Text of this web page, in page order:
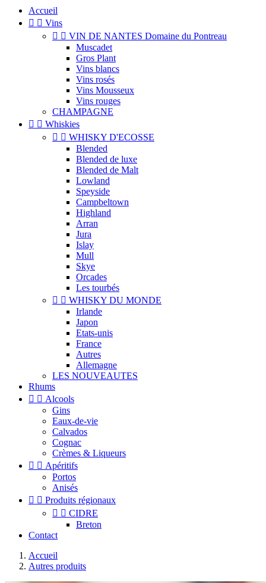
Accueil
  Vins
  VIN DE NANTES Domaine du Pontreau
Muscadet
Gros Plant
Vins blancs
Vins rosés
Vins Mousseux
Vins rouges
CHAMPAGNE
  Whiskies
  WHISKY D'ECOSSE
Blended
Blended de luxe
Blended de Malt
Lowland
Speyside
Campbeltown
Highland
Arran
Jura
Islay
Mull
Skye
Orcades
Les tourbés
  WHISKY DU MONDE
Irlande
Japon
Etats-unis
France
Autres
Allemagne
LES NOUVEAUTES
Rhums
  Alcools
Gins
Eaux-de-vie
Calvados
Cognac
Crèmes & Liqueurs
  Apéritifs
Portos
Anisés
  Produits régionaux
  CIDRE
Breton
Contact
Accueil
Autres produits